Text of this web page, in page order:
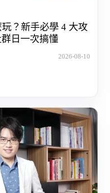
玩？新手必學 4 大攻
日一次搞懂
2026-08-10